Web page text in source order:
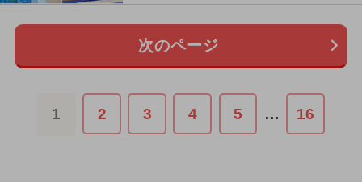
次のページ
1 2 3 4 5 … 16